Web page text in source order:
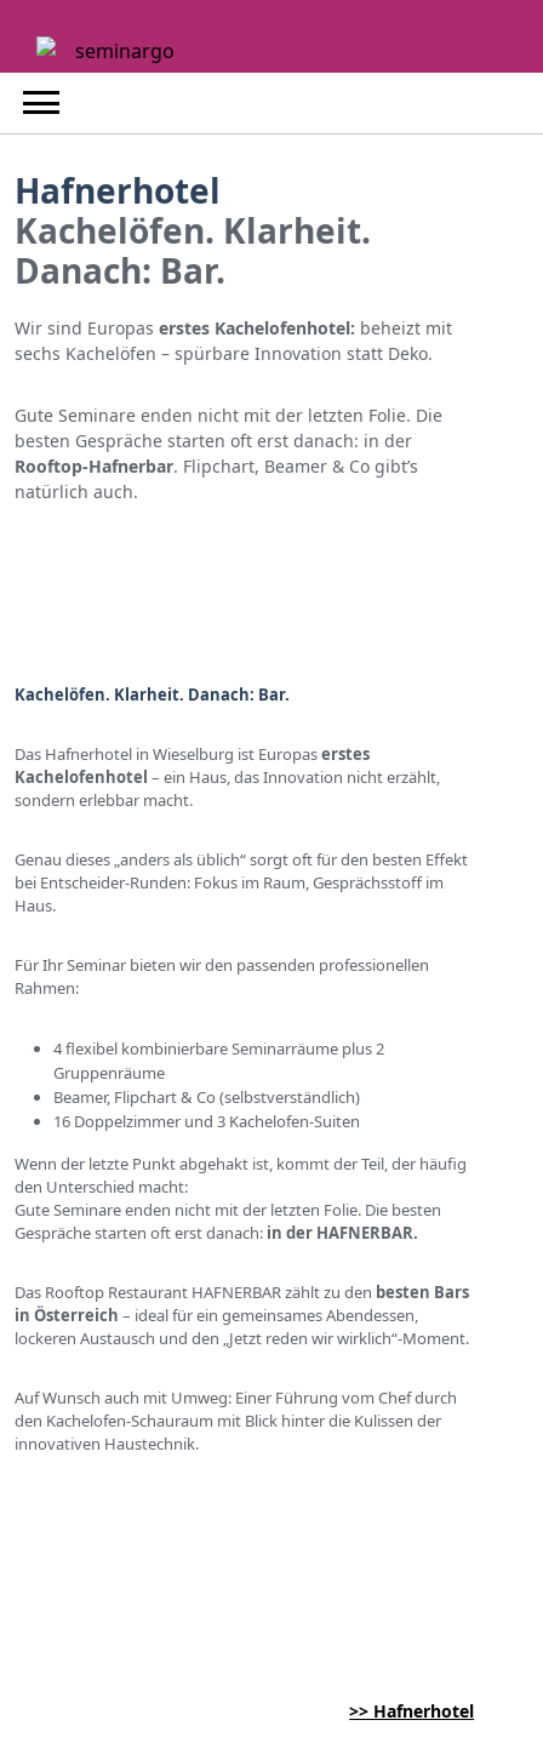
content
Hafnerhotel
Kachelöfen. Klarheit.
Danach: Bar.
Wir sind Europas erstes Kachelofenhotel: beheizt mit
sechs Kachelöfen – spürbare Innovation statt Deko.
Gute Seminare enden nicht mit der letzten Folie. Die
besten Gespräche starten oft erst danach: in der
Rooftop-Hafnerbar. Flipchart, Beamer & Co gibt’s
natürlich auch.
Kachelöfen. Klarheit. Danach: Bar.
Das Hafnerhotel in Wieselburg ist Europaserstes
Kachelofenhotel – ein Haus, das Innovation nicht erzählt,
sondern erlebbar macht.
Genau dieses „anders als üblich“ sorgt oft für den besten Effekt
bei Entscheider-Runden: Fokus im Raum, Gesprächsstoff im
Haus.
Für Ihr Seminar bieten wir den passenden professionellen
Rahmen:
4 flexibel kombinierbare Seminarräume plus 2
Gruppenräume
Beamer, Flipchart & Co (selbstverständlich)
16 Doppelzimmer und 3 Kachelofen-Suiten
Wenn der letzte Punkt abgehakt ist, kommt der Teil, der häufig
den Unterschied macht:
Gute Seminare enden nicht mit der letzten Folie. Die besten
Gespräche starten oft erst danach: in der HAFNERBAR.
Das Rooftop Restaurant HAFNERBAR zählt zu den besten Bars
in Österreich – ideal für ein gemeinsames Abendessen,
lockeren Austausch und den „Jetzt reden wir wirklich“-Moment.
Auf Wunsch auch mit Umweg: Einer Führung vom Chef durch
den Kachelofen-Schauraum mit Blick hinter die Kulissen der
innovativen Haustechnik.
>> Hafnerhotel